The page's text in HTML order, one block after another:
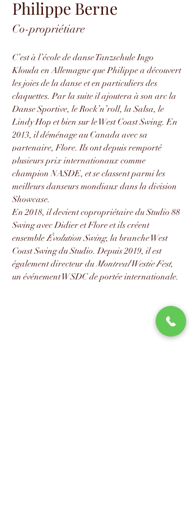
Philippe Berne
Co-propriétiare
C’est à l’école de danse Tanzschule Ingo
Klouda en Allemagne que Philippe a découvert
les joies de la danse et en particuliers des
claquettes. Par la suite il ajoutera à son arc la
Danse Sportive, le Rock’n’roll, la Salsa, le
Lindy Hop et bien sur le West Coast Swing. En
2013, il déménage au Canada avec sa
partenaire, Flore. Ils ont depuis remporté
plusieurs prix internationaux comme
champion NASDE, et se classent parmi les
meilleurs danseurs mondiaux dans la division
Showcase.
En 2018, il devient copropriétaire du Studio 88
Swing avec Didier et Flore et ils créent
ensemble Évolution Swing, la branche West
Coast Swing du Studio. Depuis 2019, il est
également directeur du Montreal Westie Fest,
un événement WSDC de portée internationale.